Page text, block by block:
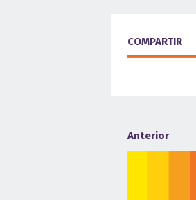
COMPARTIR
Anterior